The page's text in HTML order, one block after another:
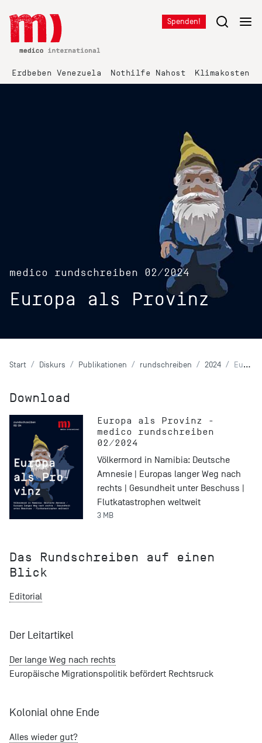
Spenden!
Erdbeben Venezuela Nothilfe Nahost Klimakosten
medico rundschreiben 02/2024
Europa als Provinz
Start Diskurs Publikationen rundschreiben 2024 Europa als Provinz
Download
Europa als Provinz -
medico rundschreiben
02/2024
Völkermord in Namibia: Deutsche
Amnesie | Europas langer Weg nach
rechts | Gesundheit unter Beschuss |
Flutkatastrophen weltweit
3 MB
Das Rundschreiben auf einen
Blick
Editorial
Der Leitartikel
Der lange Weg nach rechts
Europäische Migrationspolitik befördert Rechtsruck
Kolonial ohne Ende
Alles wieder gut?